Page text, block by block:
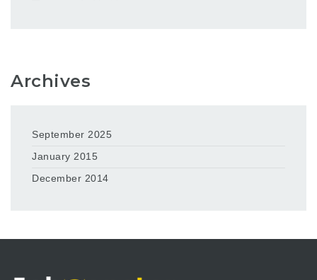
Archives
September 2025
January 2015
December 2014